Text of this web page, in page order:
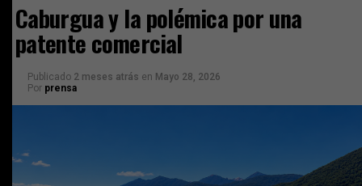
Caburgua y la polémica por una
patente comercial
Publicado 2 meses atrás en Mayo 28, 2026
Por prensa